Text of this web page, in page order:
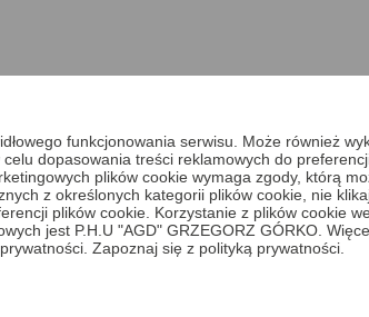
funkcjonowania serwisu. Może również
dopasowania treści reklamowych do
plików cookie wymaga zgody, którą
z określonych kategorii plików cookie, nie
plików cookie. Korzystanie z plików cookie
jest P.H.U "AGD" GRZEGORZ GÓRKO.
Zapoznaj się z polityką prywatności.